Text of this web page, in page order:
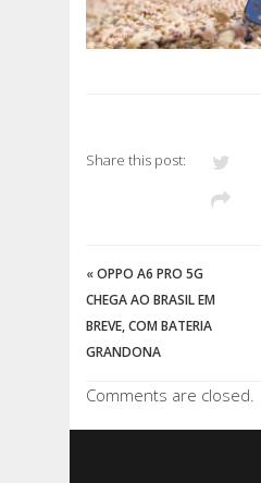
Share this post:
«OPPO A6 PRO 5G
CHEGA AO BRASIL EM
BREVE, COM BATERIA
GRANDONA
Comments are closed.